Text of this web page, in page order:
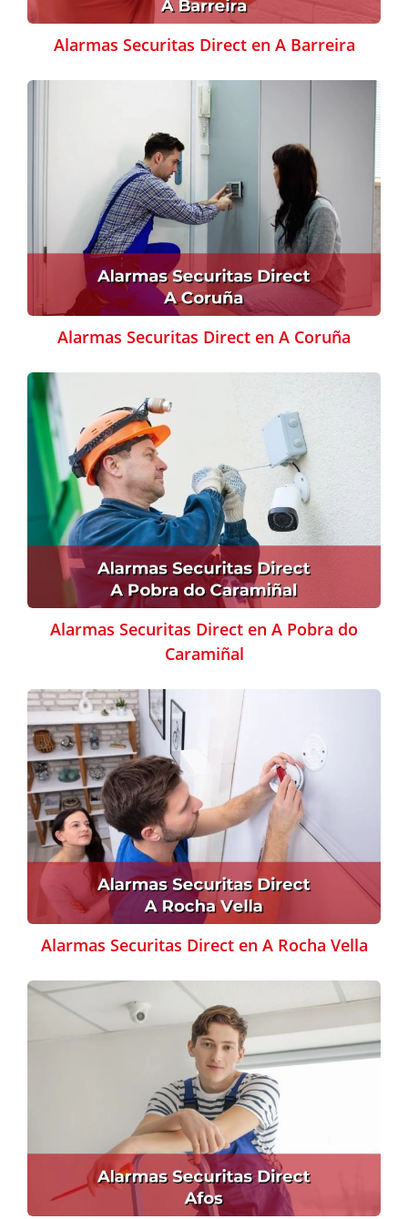
Alarmas Securitas Direct en A Barreira
Alarmas Securitas Direct en A Coruña
Alarmas Securitas Direct en A Pobra do
Caramiñal
Alarmas Securitas Direct en A Rocha Vella